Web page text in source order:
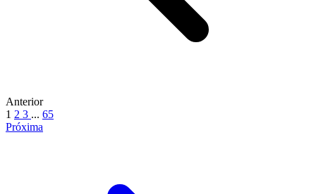
Anterior
1 2 3 ... 65
Próxima